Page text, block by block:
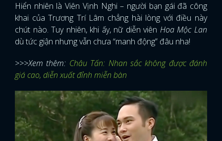
Hiển nhiên là Viên Vịnh Nghi – người bạn gái đã công
khai của Trương Trí Lâm chẳng hài lòng với điều này
chút nào. Tuy nhiên, khi ấy, nữ diễn viên Hoa Mộc Lan
dù tức giận nhưng vẫn chưa “manh động” đâu nha!
>>>Xem thêm: Châu Tấn: Nhan sắc không được đánh
giá cao, diễn xuất đỉnh miễn bàn